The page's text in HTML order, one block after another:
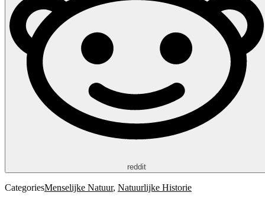
reddit
CategoriesMenselijke Natuur, Natuurlijke Historie